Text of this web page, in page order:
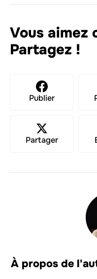
Vous aimez
Partagez !
Publier
Partager
À propos de